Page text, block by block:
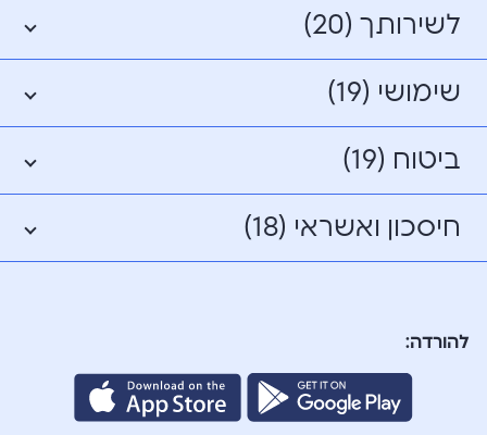
לשירותך (20)
שימושי (19)
ביטוח (19)
חיסכון ואשראי (18)
להורדה: